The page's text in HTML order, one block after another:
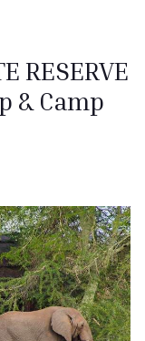
RESERVE
& Camp